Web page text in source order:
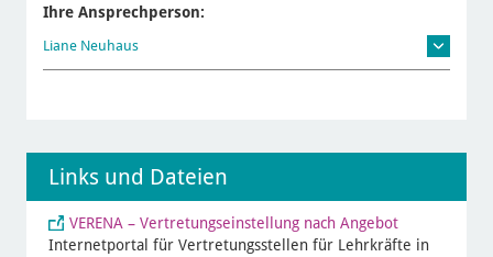
Ihre Ansprechperson:
Liane Neuhaus
Links und Dateien
VERENA – Vertretungseinstellung nach Angebot
Internetportal für Vertretungsstellen für Lehrkräfte in